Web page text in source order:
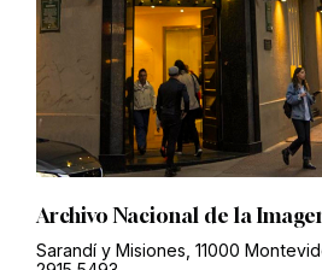
Archivo Nacional de la
Sarandí y Misiones, 11000